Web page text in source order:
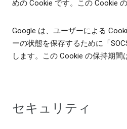
めの Cookie です。この Cookie
Google は、ユーザーによる
ーの状態を保存するために「
します。この Cookie の保持期間
セキュリティ